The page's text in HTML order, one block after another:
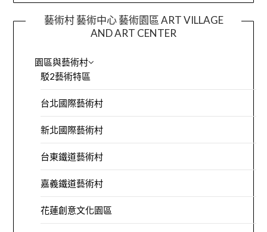
藝術村 藝術中心 藝術園區 ART VILLAGE
AND ART CENTER
園區與藝術村
駁2藝術特區
台北國際藝術村
新北國際藝術村
台東鐵道藝術村
嘉義鐵道藝術村
花蓮創意文化園區